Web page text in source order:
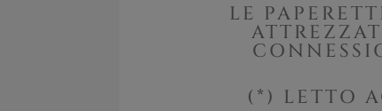
LE
(*) LETTO